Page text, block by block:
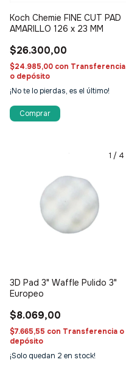
Koch Chemie FINE CUT PAD
AMARILLO 126 x 23 MM
$26.300,00
$24.985,00 con Transferencia
o depósito
¡No te lo pierdas, es el último!
1 / 4
3D Pad 3" Waffle Pulido 3"
Europeo
$8.069,00
$7.665,55 con Transferencia o
depósito
¡Solo quedan 2 en stock!